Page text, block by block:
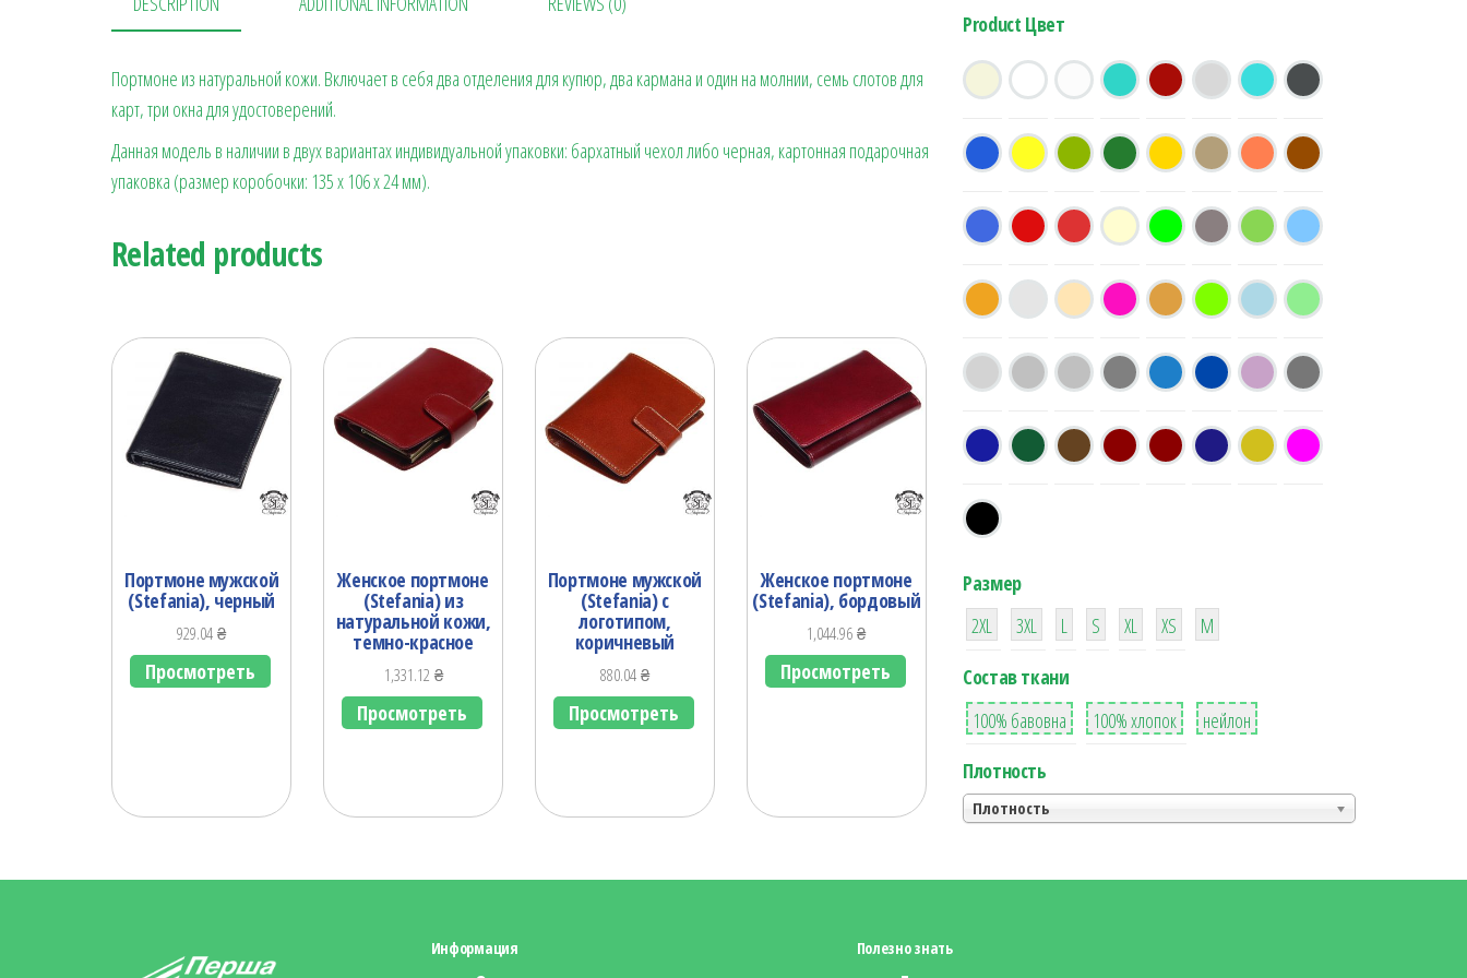
ok es
r ь
Портмоне из натуральной кожи. Включает в себя два отделения для купюр, два кармана и один на молнии, семь слотов для
карт, три окна для удостоверений.
Данная модель в наличии в двух вариантах индивидуальной упаковки: бархатный чехол либо черная, картонная подарочная
упаковка (размер коробочки: 135 х 106 х 24 мм).
Related products
Портмоне мужской
(Stefania), черный
929.04₴
Просмотреть
Женское портмоне
(Stefania) из
натуральной кожи,
темно-красное
1,331.12 ₴
Просмотреть
Портмоне мужской
(Stefania) с
логотипом,
коричневый
880.04₴
Просмотреть
Женское портмоне
(Stefania), бордовый
1,044.96₴
Просмотреть
Product Цвет
Размер
38
2XL
16
3XL
42
L
42
S
42
XL XS
М
Состав ткани
8
100% бавовна
36
100% хлопок
2
нейлон
Плотность
Плотность
Информация Полезно знать